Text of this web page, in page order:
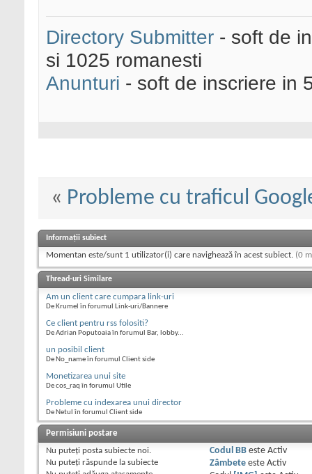
Directory Submitter - soft de
si 1025 romanesti
Anunturi - soft de inscriere in
« Probleme cu traficul
Informații subiect
Momentan este/sunt 1 utilizator(i) care navighează în acest subiect. (0
Thread-uri Similare
Am un client care cumpara link-uri
De Krumel în forumul Link-uri/Bannere
Ce client pentru rss folositi?
De Adrian Poputoaia în forumul Bar, lobby...
un posibil client
De No_name în forumul Client side
Monetizarea unui site
De cos_raq în forumul Utile
Probleme cu indexarea unui director
De Netul în forumul Client side
Permisiuni postare
Nu puteţi posta subiecte noi.
Nu puteţi răspunde la subiecte
Codul BBeste Activ
Zâmbeteeste Activ